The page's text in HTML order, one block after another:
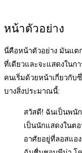
หน้าตัวอย่าง
นี่คือหน้าตัวอย่าง มันแต
ที่เดียวและจะแสดงในก
คนเริ่มด้วยหน้าเกี่ยวกับ
บางสิ่งประมาณนี้:
สวัสดี! ฉันเป็นพนั
เป็นนักแสดงในต
อาศัยอยู่ที่ลอสแอ